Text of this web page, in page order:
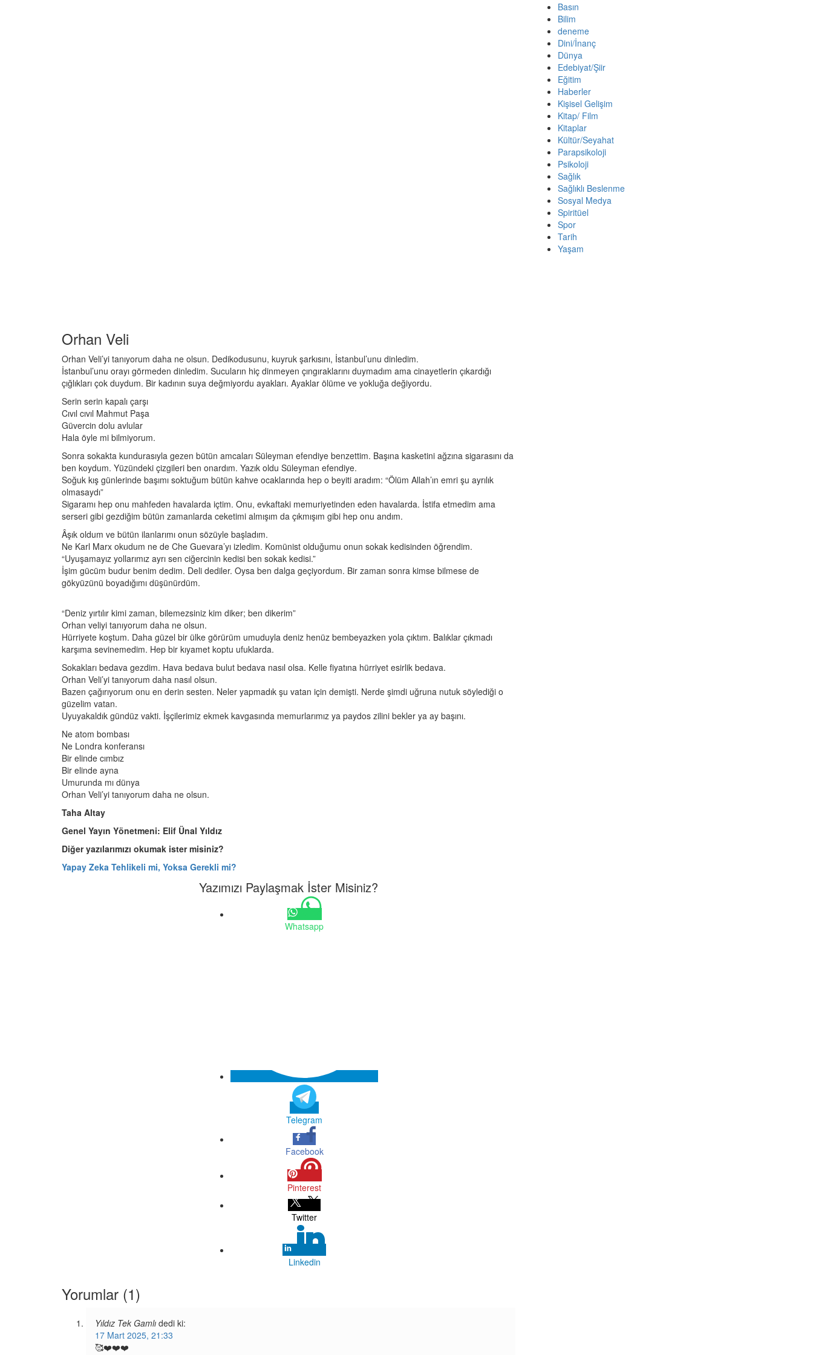
Orhan Veli
Orhan Veli’yi tanıyorum daha ne olsun. Dedikodusunu, kuyruk şarkısını, İstanbul’unu dinledim.
İstanbul’unu orayı görmeden dinledim. Sucuların hiç dinmeyen çıngıraklarını duymadım ama cinayetlerin çıkardığı
çığlıkları çok duydum. Bir kadının suya değmiyordu ayakları. Ayaklar ölüme ve yokluğa değiyordu.
Serin serin kapalı çarşı
Cıvıl cıvıl Mahmut Paşa
Güvercin dolu avlular
Hala öyle mi bilmiyorum.
Sonra sokakta kundurasıyla gezen bütün amcaları Süleyman efendiye benzettim. Başına kasketini ağzına sigarasını da
ben koydum. Yüzündeki çizgileri ben onardım. Yazık oldu Süleyman efendiye.
Soğuk kış günlerinde başımı soktuğum bütün kahve ocaklarında hep o beyiti aradım: “Ölüm Allah’ın emri şu ayrılık
olmasaydı”
Sigaramı hep onu mahfeden havalarda içtim. Onu, evkaftaki memuriyetinden eden havalarda. İstifa etmedim ama
serseri gibi gezdiğim bütün zamanlarda ceketimi almışım da çıkmışım gibi hep onu andım.
Âşık oldum ve bütün ilanlarımı onun sözüyle başladım.
Ne Karl Marx okudum ne de Che Guevara’yı izledim. Komünist olduğumu onun sokak kedisinden öğrendim.
“Uyuşamayız yollarımız ayrı sen ciğercinin kedisi ben sokak kedisi.”
İşim gücüm budur benim dedim. Deli dediler. Oysa ben dalga geçiyordum. Bir zaman sonra kimse bilmese de
gökyüzünü boyadığımı düşünürdüm.
“Deniz yırtılır kimi zaman, bilemezsiniz kim diker; ben dikerim”
Orhan veliyi tanıyorum daha ne olsun.
Hürriyete koştum. Daha güzel bir ülke görürüm umuduyla deniz henüz bembeyazken yola çıktım. Balıklar çıkmadı
karşıma sevinemedim. Hep bir kıyamet koptu ufuklarda.
Sokakları bedava gezdim. Hava bedava bulut bedava nasıl olsa. Kelle fiyatına hürriyet esirlik bedava.
Orhan Veli’yi tanıyorum daha nasıl olsun.
Bazen çağırıyorum onu en derin sesten. Neler yapmadık şu vatan için demişti. Nerde şimdi uğruna nutuk söylediği o
güzelim vatan.
Uyuyakaldık gündüz vakti. İşçilerimiz ekmek kavgasında memurlarımız ya paydos zilini bekler ya ay başını.
Ne atom bombası
Ne Londra konferansı
Bir elinde cımbız
Bir elinde ayna
Umurunda mı dünya
Orhan Veli’yi tanıyorum daha ne olsun.
Taha Altay
Genel Yayın Yönetmeni: Elif Ünal Yıldız
Diğer yazılarımızı okumak ister misiniz?
Yapay Zeka Tehlikeli mi, Yoksa Gerekli mi?
Yazımızı Paylaşmak İster Misiniz?
Whatsapp
Telegram
Facebook
Pinterest
Twitter
Linkedin
Yorumlar (1)
Yıldız Tek Gamlı dedi ki:
17 Mart 2025, 21:33
🥰❤️❤️❤️
Basın
Bilim
deneme
Dini/İnanç
Dünya
Edebiyat/Şiir
Eğitim
Haberler
Kişisel Gelişim
Kitap/ Film
Kitaplar
Kültür/Seyahat
Parapsikoloji
Psikoloji
Sağlık
Sağlıklı Beslenme
Sosyal Medya
Spiritüel
Spor
Tarih
Yaşam